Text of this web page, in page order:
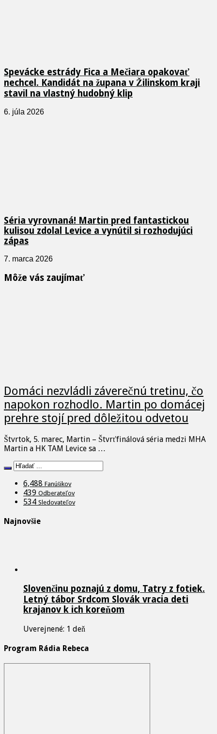
Spevácke estrády Fica a Mečiara opakovať
nechcel. Kandidát na župana v Žilinskom kraji
stavil na vlastný hudobný klip
6. júla 2026
Séria vyrovnaná! Martin pred fantastickou
kulisou zdolal Levice a vynútil si rozhodujúci
zápas
7. marca 2026
Môže vás zaujímať
Domáci nezvládli záverečnú tretinu, čo
napokon rozhodlo. Martin po domácej
prehre stojí pred dôležitou odvetou
Štvrtok, 5. marec, Martin – Štvrťfinálová séria medzi MHA
Martin a HK TAM Levice sa …
6,488 Fanúšikov
439 Odberateľov
534 Sledovateľov
Najnovšie
Slovenčinu poznajú z domu, Tatry z fotiek.
Letný tábor Srdcom Slovák vracia deti
krajanov k ich koreňom
Uverejnené: 1 deň
Program Rádia Rebeca